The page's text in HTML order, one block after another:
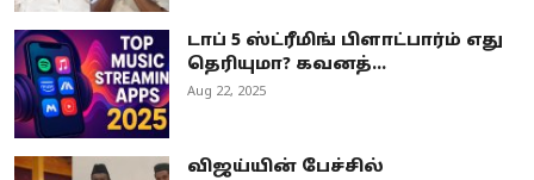
டாப் 5 ஸ்ட்ரீமிங் பிளாட்பார்ம் எது
தெரியுமா? கவனத்...
Aug 22, 2025
விஜய்யின் பேச்சில்